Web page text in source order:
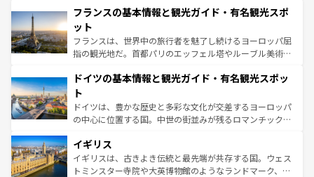
なお、新着のイタリア情報はコンテンツ一覧を参照してほ
しい。
文化が根付くこの国では、情熱的なフラメンコ、熱気あふ
れる闘牛、そして美味しいタパスが生活の一部となってい
る。首都マドリードの洗練された雰囲気や、バルセロナの
アートに溢れた街角から、地方では古代ローマ遺跡や中世
せる。地方によって風土や気候が異なるスペインはその個
ンテンツ一覧 を参照してほしい。
フランスの基本情報と観光ガイド・有名観光スポ
ット
フランスは、世界中の旅行者を魅了し続けるヨーロッパ屈
指の観光地だ。首都パリのエッフェル塔やルーブル美術館
で、幅広い魅力が詰まっている。華麗な宮殿、歴史的な大
聖堂、美しいビーチ、そして豊かな自然が、訪れる者を心
から魅了する。また、フランスは美食の国としても知ら
れ、フランス料理はユネスコ無形文化遺産にも登録されて
香り高いラベンダー畑など、多彩な楽しみ方が可能だ。さ
らに、パリ以外の地域にも魅力が溢れており、どの街角に
も豊かな歴史と文化が息づいている。パリ以外の個性あふ
ドイツの基本情報と観光ガイド・有名観光スポッ
ト
ドイツは、豊かな歴史と多彩な文化が交差するヨーロッパ
の中心に位置する国。中世の街並みが残るロマンチック街
顔を持つこの国は、どこを歩いても飽きることがない。ベ
ルリンの文化的活気、バイエルン州のアルプスの絶景、そ
してライン川沿いのワイン畑といった風景は必見。ビール
イギリス
イギリスは、古きよき伝統と最先端が共存する国。ウェス
トミンスター寺院や大英博物館のようなランドマーク、歴